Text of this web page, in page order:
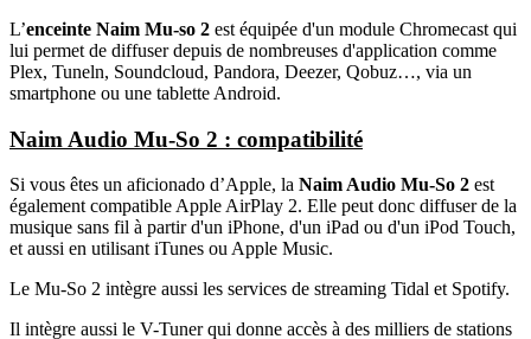
L’enceinte Naim Mu-so 2 est équipée d'un module Chromecast qui
lui permet de diffuser depuis de nombreuses d'application comme
Plex, Tuneln, Soundcloud, Pandora, Deezer, Qobuz…, via un
smartphone ou une tablette Android.
Naim Audio Mu-So 2 : compatibilité
Si vous êtes un aficionado d’Apple, la Naim Audio Mu-So 2 est
également compatible Apple AirPlay 2. Elle peut donc diffuser de la
musique sans fil à partir d'un iPhone, d'un iPad ou d'un iPod Touch,
et aussi en utilisant iTunes ou Apple Music.
Le Mu-So 2 intègre aussi les services de streaming Tidal et Spotify.
Il intègre aussi le V-Tuner qui donne accès à des milliers de stations